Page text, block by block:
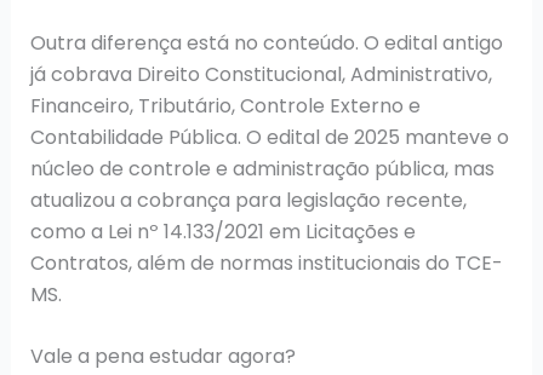
Outra diferença está no conteúdo. O edital antigo
já cobrava Direito Constitucional, Administrativo,
Financeiro, Tributário, Controle Externo e
Contabilidade Pública. O edital de 2025 manteve o
núcleo de controle e administração pública, mas
atualizou a cobrança para legislação recente,
como a Lei nº 14.133/2021 em Licitações e
Contratos, além de normas institucionais do TCE-
MS.
Vale a pena estudar agora?